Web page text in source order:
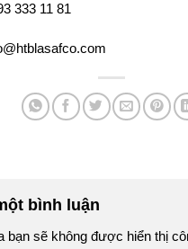
333 11 81
bình luận
bạn sẽ không được hiển thị